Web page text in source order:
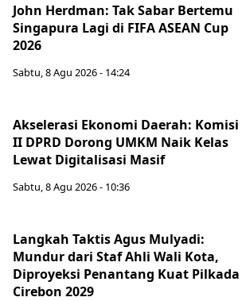
John Herdman: Tak Sabar Bertemu
Singapura Lagi di FIFA ASEAN Cup
2026
Sabtu, 8 Agu 2026 - 14:24
Akselerasi Ekonomi Daerah: Komisi
II DPRD Dorong UMKM Naik Kelas
Lewat Digitalisasi Masif
Sabtu, 8 Agu 2026 - 10:36
Langkah Taktis Agus Mulyadi:
Mundur dari Staf Ahli Wali Kota,
Diproyeksi Penantang Kuat Pilkada
Cirebon 2029